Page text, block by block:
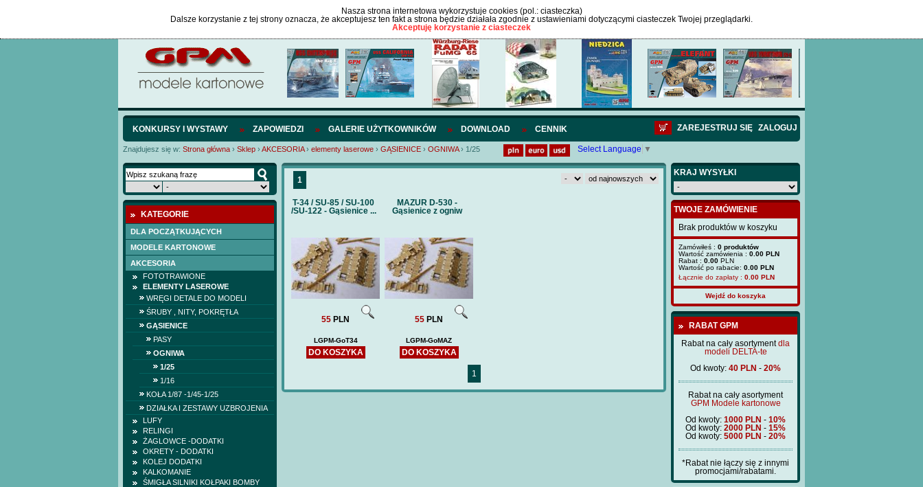
Nasza strona internetowa wykorzystuje cookies (pol.: ciasteczka)
Dalsze korzystanie z tej strony oznacza, że akceptujesz ten fakt a strona będzie działała zgodnie z ustawieniami dotyczącymi ciasteczek Twojej przeglądarki.
Akceptuję korzystanie z ciasteczek
KONKURSY I WYSTAWY ZAPOWIEDZI GALERIE UŻYTKOWNIKÓW DOWNLOAD CENNIK ZALOGUJ
ZAREJESTRUJ SIĘ
Znajdujesz się w: Strona główna › Sklep › AKCESORIA › elementy laserowe › GĄSIENICE › OGNIWA › 1/25 Select Language ▼
KATEGORIE
DLA POCZĄTKUJĄCYCH
MODELE KARTONOWE
AKCESORIA
FOTOTRAWIONE
ELEMENTY LASEROWE
WRĘGI DETALE DO MODELI
ŚRUBY , NITY, POKRĘTŁA
GĄSIENICE
PASY
OGNIWA
1/25
1/16
KOŁA 1/87 -1/45-1/25
DZIAŁKA I ZESTAWY UZBROJENIA
LUFY
RELINGI
ŻAGLOWCE -DODATKI
OKRETY - DODATKI
KOLEJ DODATKI
KALKOMANIE
ŚMIGŁA SILNIKI KOŁPAKI BOMBY
1
T-34 / SU-85 / SU-100
/SU-122 - Gąsienice ...
55 PLN
LGPM-GoT34
DO KOSZYKA
MAZUR D-530 -
Gąsienice z ogniw
55 PLN
LGPM-GoMAZ
DO KOSZYKA
1
KRAJ WYSYŁKI
TWOJE ZAMÓWIENIE
Brak produktów w koszyku
Zamówiłeś : 0 produktów
Wartość zamówienia : 0.00 PLN
Rabat : 0.00 PLN
Wartość po rabacie: 0.00 PLN
Łącznie do zapłaty : 0.00 PLN
Wejdź do koszyka
RABAT GPM
Rabat na cały asortymentdla
modeli DELTA-te
Od kwoty: 40 PLN - 20%
Rabat na cały asortyment
GPM Modele kartonowe
Od kwoty: 1000 PLN - 10%
Od kwoty: 2000 PLN - 15%
Od kwoty: 5000 PLN - 20%
*Rabat nie łączy się z innymi
promocjami/rabatami.